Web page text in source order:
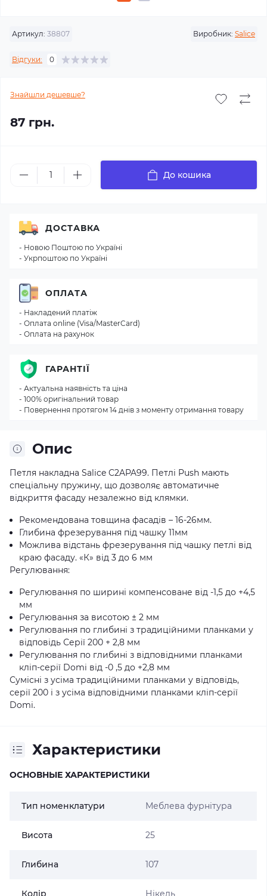
Артикул: 38807 Виробник: Salice
Відгуки: 0
Знайшли дешевше?
87 грн.
До кошика
Опис
Петля накладна Salice C2APA99. Петлі Push мають
спеціальну пружину, що дозволяє автоматичне
відкриття фасаду незалежно від клямки.
Рекомендована товщина фасадів – 16-26мм.
Глибина фрезерування під чашку 11мм
Можлива відстань фрезерування під чашку петлі від
краю фасаду. «К» від 3 до 6 мм
Регулювання:
Регулювання по ширині компенсоване від -1,5 до +4,5
мм
Регулювання за висотою ± 2 мм
Регулювання по глибині з традиційними планками у
відповідь Серії 200 + 2,8 мм
Регулювання по глибині з відповідними планками
кліп-серії Domi від -0 ,5 до +2,8 мм
Сумісні з усіма традиційними планками у відповідь,
серії 200 і з усіма відповідними планками кліп-серії
Domi.
Характеристики
ОСНОВНЫЕ ХАРАКТЕРИСТИКИ
Тип номенклатури Меблева фурнітура
Висота 25
Глибина 107
Колір Нікель
ДОСТАВКА
- Новою Поштою по Україні
- Укрпоштою по Україні
ОПЛАТА
- Накладений платіж
- Оплата online (Visa/MasterCard)
- Оплата на рахунок
ГАРАНТІЇ
- Актуальна наявність та ціна
- 100% оригінальний товар
- Повернення протягом 14 днів з моменту отримання товару